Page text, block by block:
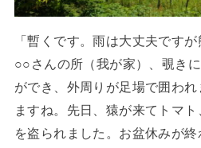
「暫くです。雨は大丈夫です
○○さんの所（我が家）、覗き
ができ、外周りが足場で囲わ
ますね。先日、猿が来てトマ
を盗られました。お盆休みが